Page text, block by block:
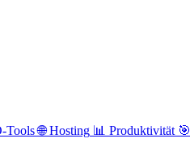
Tools 🌐 Hosting 📊 Produktivität 🎯